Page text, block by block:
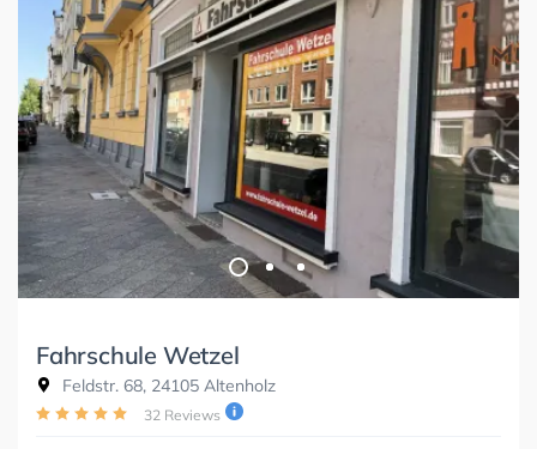
Fahrschule Wetzel
Feldstr. 68, 24105 Altenholz
32 Reviews